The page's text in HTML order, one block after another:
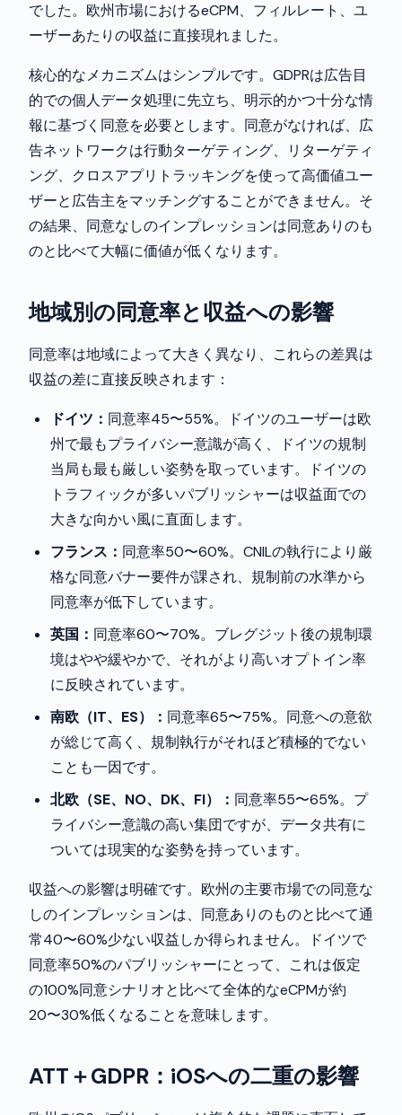
でした。欧州市場におけるeCPM、フィルレート、ユ
ーザーあたりの収益に直接現れました。
核心的なメカニズムはシンプルです。GDPRは広告目
的での個人データ処理に先立ち、明示的かつ十分な情
報に基づく同意を必要とします。同意がなければ、広
告ネットワークは行動ターゲティング、リターゲティ
ング、クロスアプリトラッキングを使って高価値ユー
ザーと広告主をマッチングすることができません。そ
の結果、同意なしのインプレッションは同意ありのも
のと比べて大幅に価値が低くなります。
地域別の同意率と収益への影響
同意率は地域によって大きく異なり、これらの差異は
収益の差に直接反映されます：
ドイツ： 同意率45〜55%。ドイツのユーザーは欧
州で最もプライバシー意識が高く、ドイツの規制
当局も最も厳しい姿勢を取っています。ドイツの
トラフィックが多いパブリッシャーは収益面での
大きな向かい風に直面します。
フランス： 同意率50〜60%。CNILの執行により厳
格な同意バナー要件が課され、規制前の水準から
同意率が低下しています。
英国： 同意率60〜70%。ブレグジット後の規制環
境はやや緩やかで、それがより高いオプトイン率
に反映されています。
南欧（IT、ES）： 同意率65〜75%。同意への意欲
が総じて高く、規制執行がそれほど積極的でない
ことも一因です。
北欧（SE、NO、DK、FI）： 同意率55〜65%。プ
ライバシー意識の高い集団ですが、データ共有に
ついては現実的な姿勢を持っています。
収益への影響は明確です。欧州の主要市場での同意な
しのインプレッションは、同意ありのものと比べて通
常40〜60%少ない収益しか得られません。ドイツで
同意率50%のパブリッシャーにとって、これは仮定
の100%同意シナリオと比べて全体的なeCPMが約
20〜30%低くなることを意味します。
ATT＋GDPR：iOSへの二重の影響